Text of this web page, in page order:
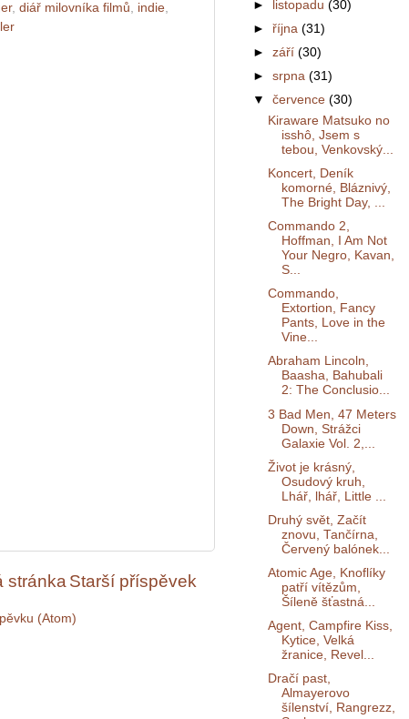
, diář milovníka filmů indie,
Starší příspěvek
stránka
(Atom)
► listopadu (30)
► října (31)
► září (30)
► srpna (31)
▼ července (30)
Kiraware Matsuko no
isshô, Jsem s
tebou, Venkovský...
Koncert, Deník
komorné, Bláznivý,
The Bright Day, ...
Commando 2,
Hoffman, I Am Not
Your Negro, Kavan,
S...
Commando,
Extortion, Fancy
Pants, Love in the
Vine...
Abraham Lincoln,
Baasha, Bahubali
2: The Conclusio...
3 Bad Men, 47 Meters
Down, Strážci
Galaxie Vol. 2,...
Život je krásný,
Osudový kruh,
Lhář, lhář, Little ...
Druhý svět, Začít
znovu, Tančírna,
Červený balónek...
Atomic Age, Knoflíky
patří vítězům,
Šíleně šťastná...
Agent, Campfire Kiss,
Kytice, Velká
žranice, Revel...
Dračí past,
Almayerovo
šílenství, Rangrezz,